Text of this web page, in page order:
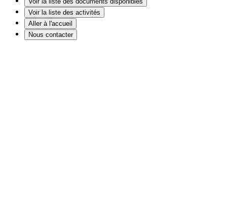
Voir la liste des activités
Aller à l'accueil
Nous contacter